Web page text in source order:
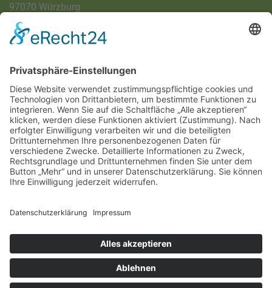
97070 Würzburg
DIREKT-KONTAKT
E-Mail:klb@bistum-wuerzburg.de
Du findest uns auf Facebook